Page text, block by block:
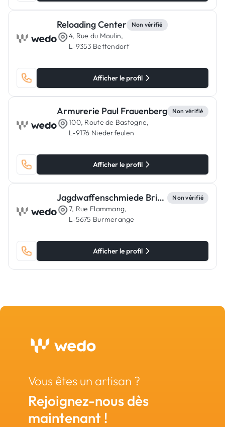
Reloading Center Non vérifié
4, Rue du Moulin,
L-9353 Bettendorf
Afficher le profil
Armurerie Paul Frauenberg Non vérifié
100, Route de Bastogne,
L-9176 Niederfeulen
Afficher le profil
Jagdwaffenschmiede Britten & Jochem Non vérifié
7, Rue Flammang,
L-5675 Burmerange
Afficher le profil
Vous êtes un artisan ?
Rejoignez-nous dès
maintenant !